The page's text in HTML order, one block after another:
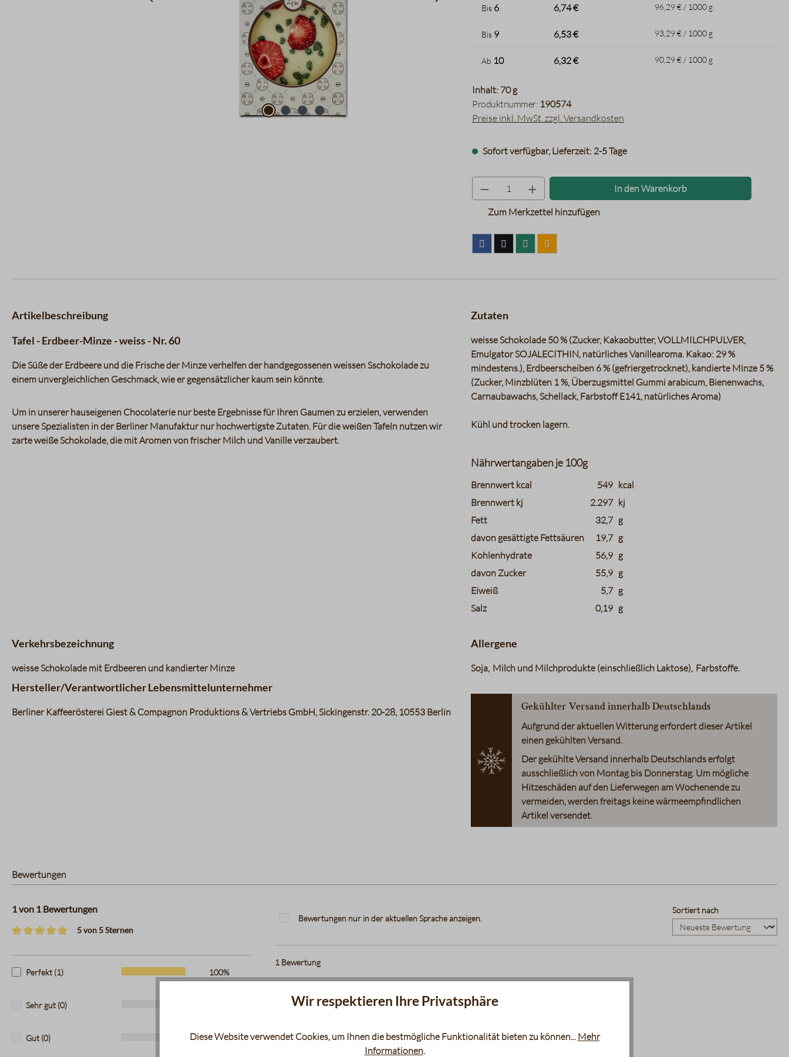
Bis 6 6,74 € 96,29 € / 1000 g
Bis 9 6,53 € 93,29 € / 1000 g
Ab 10 6,32 € 90,29 € / 1000 g
Inhalt: 70 g
Produktnummer: 190574
Preise inkl. MwSt. zzgl. Versandkosten
Sofort verfügbar, Lieferzeit: 2-5 Tage
Produkt Anzahl: Gib den gewünschten
In den Warenkorb
Zum Merkzettel hinzufügen
Artikelbeschreibung
Tafel - Erdbeer-Minze - weiss - Nr. 60
Die Süße der Erdbeere und die Frische der Minze verhelfen der handgegossenen weissen Sschokolade zu
einem unvergleichlichen Geschmack, wie er gegensätzlicher kaum sein könnte.
Um in unserer hauseigenen Chocolaterie nur beste Ergebnisse für Ihren Gaumen zu erzielen, verwenden
unsere Spezialisten in der Berliner Manufaktur nur hochwertigste Zutaten. Für die weißen Tafeln nutzen wir
zarte weiße Schokolade, die mit Aromen von frischer Milch und Vanille verzaubert.
Zutaten
weisse Schokolade 50 % (Zucker, Kakaobutter, VOLLMILCHPULVER,
Emulgator SOJALECITHIN, natürliches Vanillearoma. Kakao: 29 %
mindestens.), Erdbeerscheiben 6 % (gefriergetrocknet), kandierte Minze 5 %
(Zucker, Minzblüten 1 %, Überzugsmittel Gummi arabicum, Bienenwachs,
Carnaubawachs, Schellack, Farbstoff E141, natürliches Aroma)
Kühl und trocken lagern.
Nährwertangaben je 100g
charts.nutritions.header_name charts.nutritions.header_value
Brennwert kcal 549 kcal
Brennwert kj
2.297 kj
Fett
32,7 g
davon gesättigte Fettsäuren
19,7 g
Kohlenhydrate
56,9 g
davon Zucker
55,9 g
Eiweiß
5,7 g
Salz
0,19 g
Verkehrsbezeichnung
weisse Schokolade mit Erdbeeren und kandierter Minze
Hersteller/Verantwortlicher Lebensmittelunternehmer
Berliner Kaffeerösterei Giest & Compagnon Produktions & Vertriebs GmbH, Sickingenstr. 20-28, 10553 Berlin
Allergene
Soja Milch und Milchprodukte (einschließlich Laktose) Farbstoffe
Gekühlter Versand innerhalb Deutschlands
Aufgrund der aktuellen Witterung erfordert dieser Artikel
einen gekühlten Versand.
Der gekühlte Versand innerhalb Deutschlands erfolgt
ausschließlich von Montag bis Donnerstag. Um mögliche
Hitzeschäden auf den Lieferwegen am Wochenende zu
vermeiden, werden freitags keine wärmeempfindlichen
Artikel versendet.
Bewertungen
1 von 1 Bewertungen
5 von 5 Sternen
Perfekt (1) 100%
Sehr gut (0)
Gut (0) 0%
Bewertungen nur in der aktuellen Sprache anzeigen.
Sortiert nach
1 Bewertung
5. April 2022 16:53
Bewertung mit 5 von 5 Sternen
Selten so leckere weiße Schokolade gegessen. Eigentlich noch nie.
Wir respektieren Ihre Privatsphäre
Diese Website verwendet Cookies, um Ihnen die bestmögliche Funktionalität bieten zu können... Mehr
Informationen.